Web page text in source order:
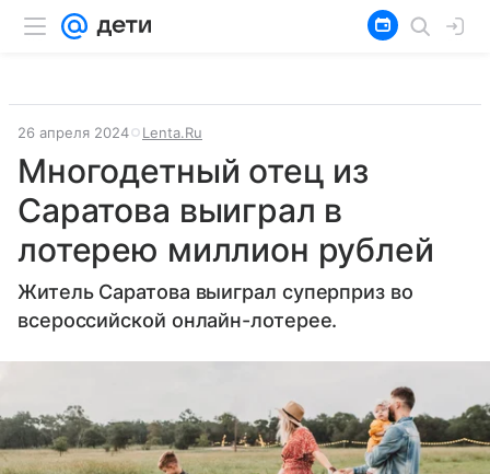
26 апреля 2024 Lenta.Ru
Многодетный отец из
Саратова выиграл в
лотерею миллион рублей
Житель Саратова выиграл суперприз во
всероссийской онлайн-лотерее.